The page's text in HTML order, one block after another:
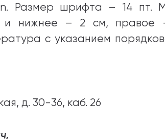
Размер шрифта – 14 пт.
и нижнее – 2 см,
с указанием
д. 30-36, каб. 26